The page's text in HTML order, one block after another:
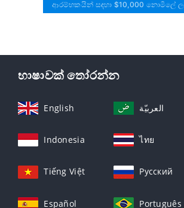
ආරම්භකයින් සඳහා $10,000 නොමිලේ
භාෂාවක් තෝරන්න
English العربيّة
Indonesia ไทย
Tiếng Việt Русский
Español Português